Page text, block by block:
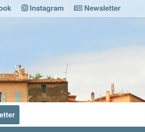
Instagram Newsletter